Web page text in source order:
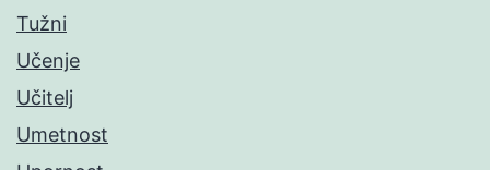
Tužni
Učenje
Učitelj
Umetnost